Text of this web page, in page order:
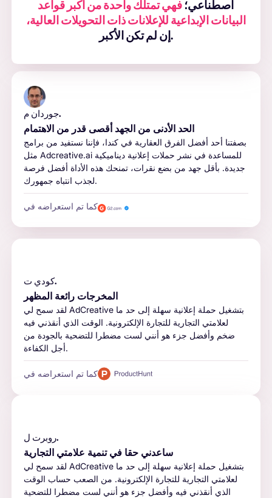
اصطناعي؛ فهي تمتلك واحدة من أكبر قواعد
البيانات الإبداعية للإعلانات ذات التحويلات العالية،
إن لم تكن الأكبر.
جوردان م.
الحد الأدنى من الجهد أقصى قدر من الاهتمام
بصفتنا أحد أفضل الفرق العقارية في كندا، فإننا نستفيد من برامج
مثل Adcreative.ai للمساعدة في نشر حملات إعلانية ديناميكية
جديدة. بأقل جهد من بضع نقرات، تمنحك هذه الأداة أفضل فرصة
لجذب انتباه جمهورك.
كما تم استعراضه في
كودي ت.
المخرجات رائعة المظهر
لقد سمح لي AdCreative بتشغيل حملة إعلانية سهلة إلى حد ما
لعلامتي التجارية للتجارة الإلكترونية. الوقت الذي أنقذني فيه
ضخم وأفضل جزء هو أنني لست مضطرا للتضحية بالجودة من
أجل الكفاءة.
كما تم استعراضه في
روبرت ل.
ساعدني حقا في تنمية علامتي التجارية
لقد سمح لي AdCreative بتشغيل حملة إعلانية سهلة إلى حد ما
لعلامتي التجارية للتجارة الإلكترونية. من الصعب حساب الوقت
الذي أنقذني فيه وأفضل جزء هو أنني لست مضطرا للتضحية